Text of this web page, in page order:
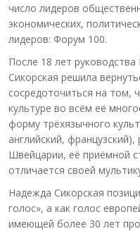
число лидеров
экономических,
лидеров: Форум 100.
После 18 лет
Сикорская решила
сосредоточиться на том,
культуре во всём её
форму трёхязычного
английский,
Швейцарии, её приёмной
отличается своей
Надежда Сикорская
голос», а как голос
имеющей более 30 лет